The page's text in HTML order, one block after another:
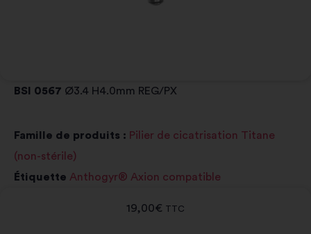
BSI 0567 Ø3.4 H4.0mm REG/PX
Famille de produits : Pilier de cicatrisation Titane
(non-stérile)
Étiquette Anthogyr® Axion compatible
19,00€ TTC